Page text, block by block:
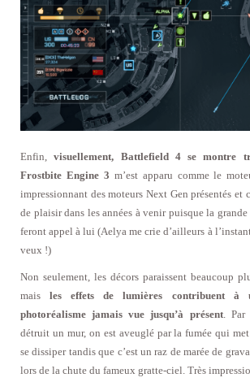
Enfin,visuellement, Battlefield 4 se montre
Frostbite Engine 3 m’est apparu comme le
impressionnant des moteurs Next Gen présentés et
de plaisir dans les années à venir puisque la
feront appel à lui (Aelya me crie d’ailleurs à
veux !)
Non seulement, les décors paraissent beaucoup
mais les effets de lumières contribuent à
photoréalisme jamais vue jusqu’à présent. Par
détruit un mur, on est aveuglé par la fumée qui met
se dissiper tandis que c’est un raz de marée de
lors de la chute du fameux gratte-ciel. Très